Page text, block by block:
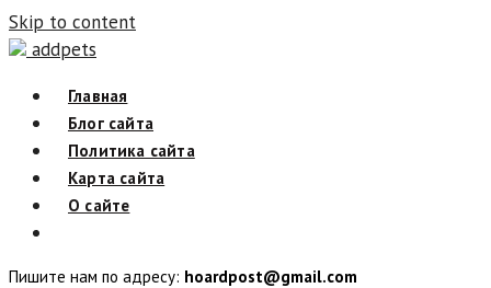
Skip to content
addpets
Главная
Блог сайта
Политика сайта
Карта сайта
О сайте
Пишите нам по адресу: hoardpost@gmail.com